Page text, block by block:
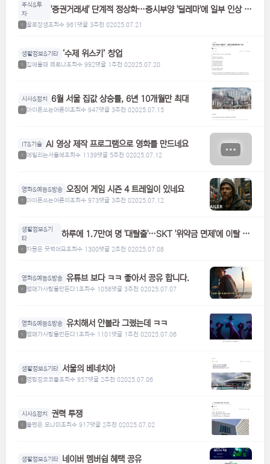
주식&투
자
'증권거래세' 단계적 정상화…증시부양 '딜레마'에 일부 인상 검
1 꿀로장생조회수 961댓글 3추천 02025.07.21
생활정보&기타 ‘수제 위스키’ 창업
1 집에올때 메로나조회수 992댓글 1추천 02025.07.20
시사&정치 6월 서울 집값 상승률, 6년 10개월만 최대
1 아이폰쓰는어른이 조회수 947댓글 3추천 02025.07.15
IT&기술 AI 영상 제작 프로그램으로 영화를 만드네요
1 에밀리는서울에 조회수 1139댓글 5추천 02025.07.12
영화&예능&방송 오징어 게임 시즌 4 트레일이 있네요
1 아이폰쓰는어른이 조회수 973댓글 3추천 02025.07.12
생활정보&기
타
하루에 1.7만여 명 '대탈출'…SKT '위약금 면제'에 이탈 급
1 자몽은 못먹어요조회수 1300댓글 2추천 02025.07.08
영화&예능&방송 유튜브 보다 ㅋㅋ 좋아서 공유 합니다.
1 맴매가사람을만든다1조회수 1058댓글 3추천 02025.07.07
영화&예능&방송 유치해서 안볼라 그랬는데 ㅋㅋ
1 맴매가사람을만든다1조회수 1101댓글 1추천 02025.07.06
생활정보&기타 서울의 베네치아
1 명탐정코코볼조회수 957댓글 2추천 02025.07.06
시사&정치 권력 투쟁
1 볼펜은 모나미 조회수 917댓글 2추천 02025.07.02
생활정보&기타 네이버 멤버쉽 혜택 공유